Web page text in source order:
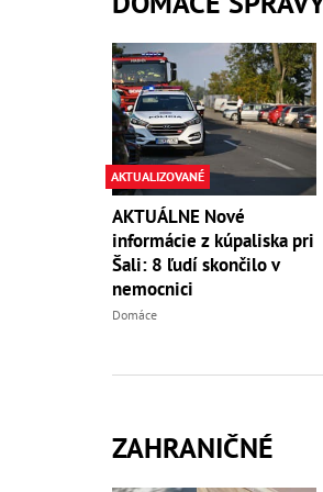
AKTUALIZOVANÉ
AKTUÁLNE Nové
informácie z kúpaliska pri
Šali: 8 ľudí skončilo v
nemocnici
Domáce
ZAHRANIČNÉ